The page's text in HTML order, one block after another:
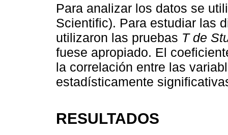
Para analizar los datos se
Scientific). Para estudiar las
utilizaron las pruebas T de
fuese apropiado. El
la correlación entre las
estadísticamente
RESULTADOS